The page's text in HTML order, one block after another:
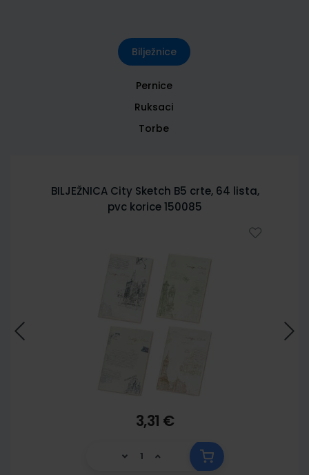
Bilježnice
Pernice
Ruksaci
Torbe
BILJEŽNICA City Sketch B5 crte, 64 lista,
pvc korice 150085
3,31 €